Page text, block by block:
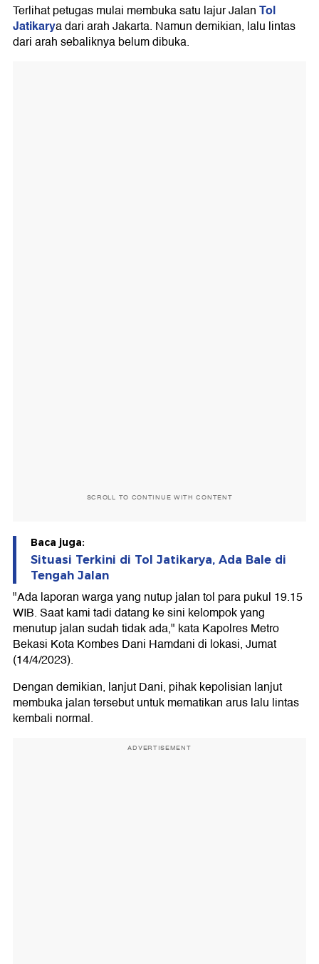
Terlihat petugas mulai membuka satu lajur JalanTol
Jatikarya dari arah Jakarta. Namun demikian, lalu lintas
dari arah sebaliknya belum dibuka.
SCROLL TO CONTINUE WITH CONTENT
Baca juga:
Situasi Terkini di Tol Jatikarya, Ada Bale di
Tengah Jalan
"Ada laporan warga yang nutup jalan tol para pukul 19.15
WIB. Saat kami tadi datang ke sini kelompok yang
menutup jalan sudah tidak ada," kata Kapolres Metro
Bekasi Kota Kombes Dani Hamdani di lokasi, Jumat
(14/4/2023).
Dengan demikian, lanjut Dani, pihak kepolisian lanjut
membuka jalan tersebut untuk mematikan arus lalu lintas
kembali normal.
ADVERTISEMENT